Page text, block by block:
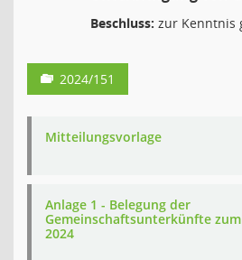
Beschluss: zur Kenntnis
2024/151
Mitteilungsvorlage
Anlage 1 - Belegung der
Gemeinschaftsunterkünfte
2024